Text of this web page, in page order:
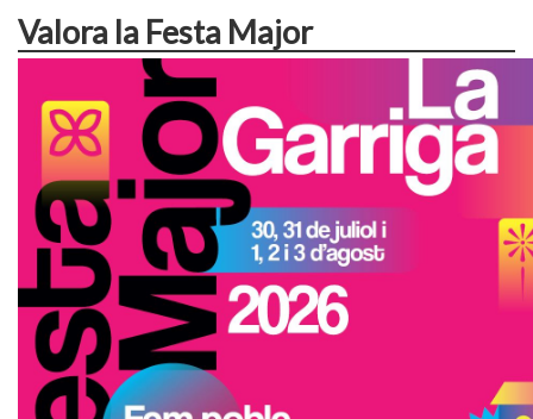
Valora la Festa Major